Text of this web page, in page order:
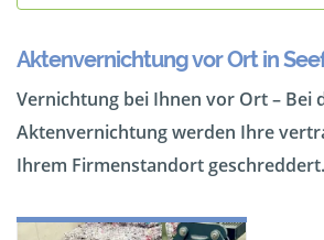
Aktenvernichtung vor Ort in
Vernichtung bei Ihnen vor Ort – Bei
Aktenvernichtung werden Ihre
Ihrem Firmenstandort geschreddert.